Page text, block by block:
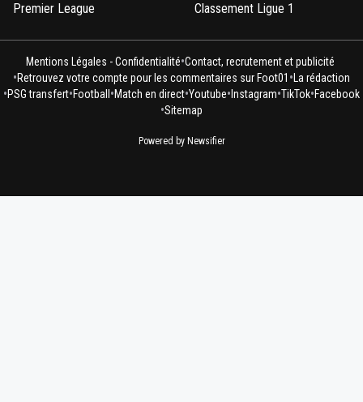
Premier League
Classement Ligue 1
Mentions Légales - Confidentialité•Contact, recrutement et publicité
•Retrouvez votre compte pour les commentaires sur Foot01 • La rédaction
•PSG transfert•Football •Match en direct•Youtube• Instagram•TikTok•Facebook
•Sitemap
Powered by Newsifier